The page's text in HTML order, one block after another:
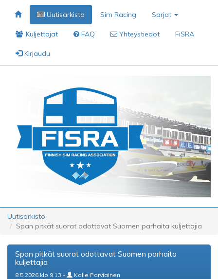
Uutisarkisto Sim Racing Sarjat
Kuljettajat FAQ Yhteystiedot FiSRA
Kirjaudu
Uutisarkisto
Span pitkät suorat odottavat Suomen parhaita kuljettajia
Span pitkät suorat odottavat Suomen parhaita
kuljettajia
8.5.2026 klo 9.13 - Kalle Parviainen